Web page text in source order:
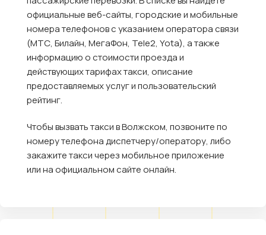
официальные веб-сайты, городские и мобильные
номера телефонов с указанием оператора связи
(МТС, Билайн, МегаФон, Tele2, Yota), а также
информацию о стоимости проезда и
действующих тарифах такси, описание
предоставляемых услуг и пользовательский
рейтинг.
Чтобы вызвать такси в Волжском, позвоните по
номеру телефона диспетчеру/оператору, либо
закажите такси через мобильное приложение
или на официальном сайте онлайн.